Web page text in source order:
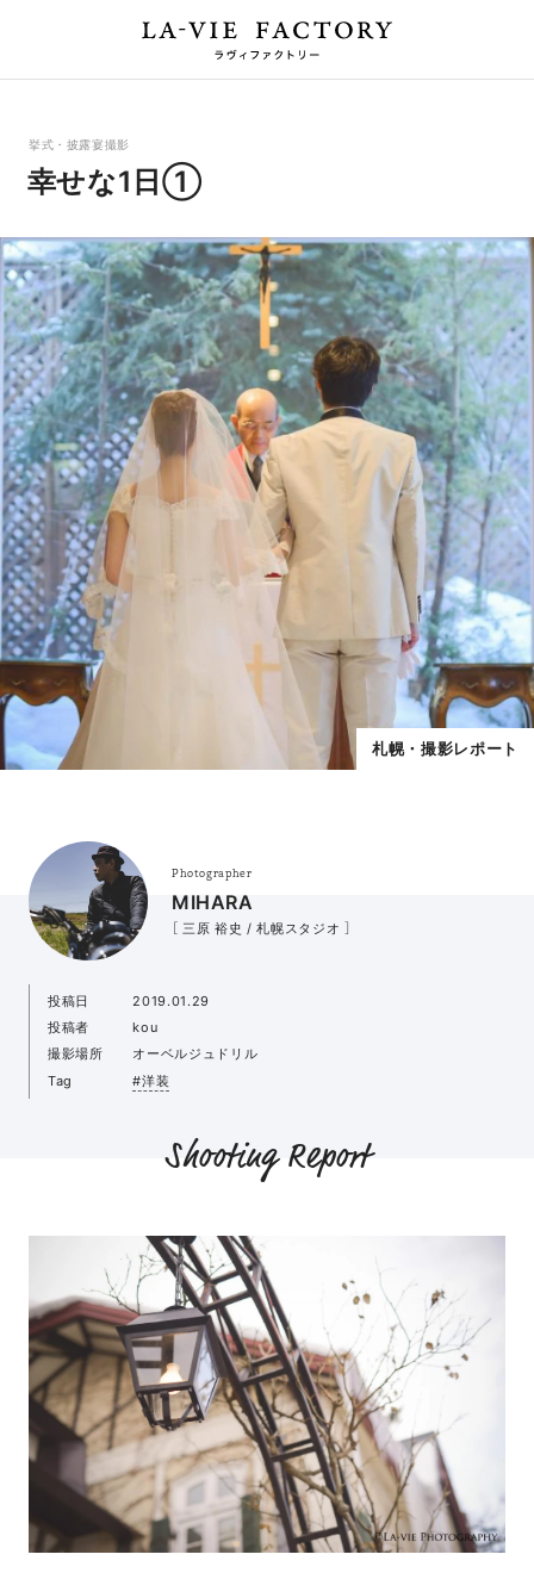
挙式・披露宴撮影
幸せな1日①
札幌・撮影レポート
Photographer
MIHARA
［ 三原 裕史 / 札幌スタジオ ］
投稿日
2019.01.29
投稿者
kou
撮影場所
オーベルジュドリル
Tag
#洋装
Shooting Report